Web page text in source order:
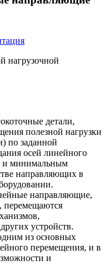
нагрузочной
детали,
полезной нагрузки
по заданной
осей линейного
и минимальным
направляющих в
направляющие,
перемещаются
устройств.
из основных
перемещения, и в
и